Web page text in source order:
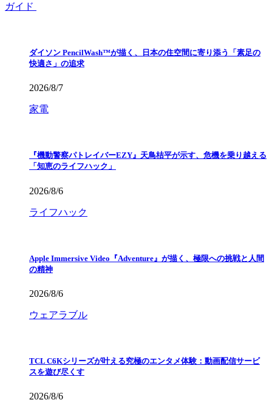
ガイド
ダイソン PencilWash™が描く、日本の住空間に寄り添う「素足の
快適さ」の追求
2026/8/7
家電
『機動警察パトレイバーEZY』天鳥桔平が示す、危機を乗り越える
「知恵のライフハック」
2026/8/6
ライフハック
Apple Immersive Video『Adventure』が描く、極限への挑戦と人間
の精神
2026/8/6
ウェアラブル
TCL C6Kシリーズが叶える究極のエンタメ体験：動画配信サービ
スを遊び尽くす
2026/8/6